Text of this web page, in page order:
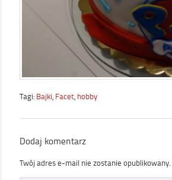
Tagi: Bajki, Facet, hobby
Dodaj komentarz
Twój adres e-mail nie zostanie opublikowany.